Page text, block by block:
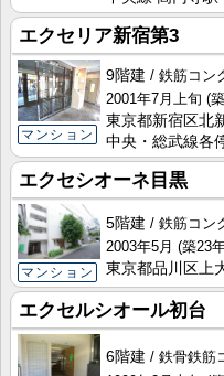
エクセリア新宿第3
マンション
9階建
鉄筋コン
2001年7月上旬 (
東京都新宿区北
中央・総武線各
エクセシオーネ目黒
マンション
5階建
鉄筋コン
2003年5月 (築23
東京都品川区上
エクセルシオール初台
6階建
鉄骨鉄筋